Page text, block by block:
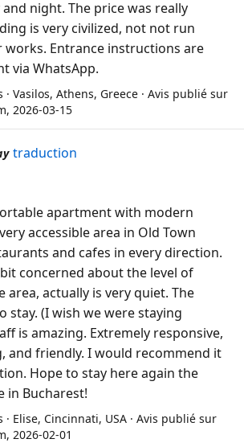
night. The price was really
is very civilized, not not run
works. Entrance instructions are
via WhatsApp.
Vasilos, Athens, Greece · Avis publié sur
2026-03-15
traduction
apartment with modern
accessible area in Old Town
and cafes in every direction.
concerned about the level of
area, actually is very quiet. The
stay. (I wish we were staying
is amazing. Extremely responsive,
and friendly. I would recommend it
Hope to stay here again the
in Bucharest!
Elise, Cincinnati, USA · Avis publié sur
2026-02-01